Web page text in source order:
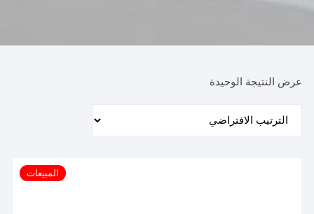
عرض النتيجة الوحيدة
المبيعات